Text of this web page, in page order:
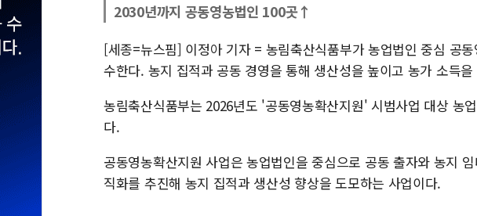
2030년까지 공동영농법인 100곳↑
[세종=뉴스핌] 이정아 기자 = 농림축산식품부가 농업법인 중심 공
수한다. 농지 집적과 공동 경영을 통해 생산성을 높이고 농가 소득
농림축산식품부는 2026년도 '공동영농확산지원' 시범사업 대상 농
다.
공동영농확산지원 사업은 농업법인을 중심으로 공동 출자와 농지
직화를 추진해 농지 집적과 생산성 향상을 도모하는 사업이다.